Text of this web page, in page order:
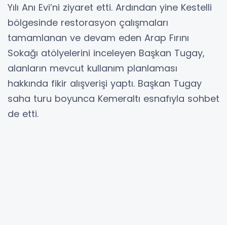
Yılı Anı Evi’ni ziyaret etti. Ardından yine Kestelli
bölgesinde restorasyon çalışmaları
tamamlanan ve devam eden Arap Fırını
Sokağı atölyelerini inceleyen Başkan Tugay,
alanların mevcut kullanım planlaması
hakkında fikir alışverişi yaptı. Başkan Tugay
saha turu boyunca Kemeraltı esnafıyla sohbet
de etti.